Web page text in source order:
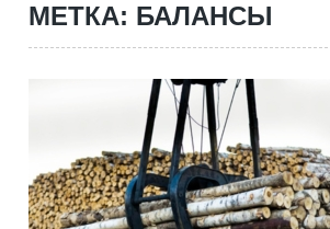
МЕТКА: БАЛАНСЫ